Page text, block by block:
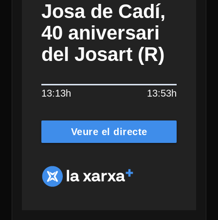
Josa de Cadí,
40 aniversari
del Josart (R)
13:13h 13:53h
Veure el directe